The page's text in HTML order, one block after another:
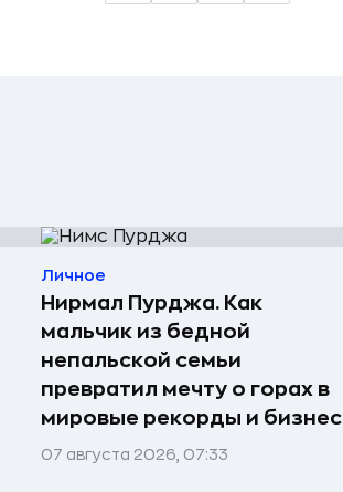
Личное
Нирмал Пурджа. Как
мальчик из бедной
непальской семьи
превратил мечту о горах в
мировые рекорды и бизнес
07 августа 2026, 07:33